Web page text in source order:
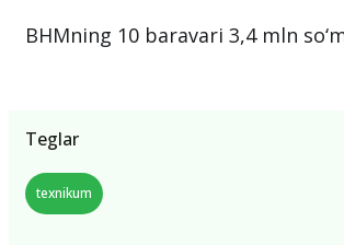
BHMning 10 baravari 3,4 mln
Teglar
texnikum